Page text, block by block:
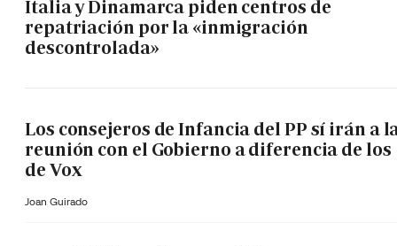
Italia y Dinamarca piden centros de
repatriación por la «inmigración
descontrolada»
Los consejeros de Infancia del PP sí irán a
reunión con el Gobierno a diferencia de los
de Vox
Joan Guirado